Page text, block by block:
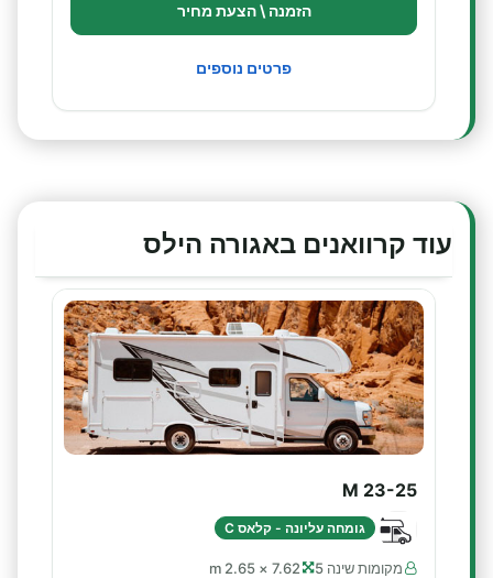
הזמנה \ הצעת מחיר
פרטים נוספים
עוד קרוואנים באגורה הילס
M 23-25
גומחה עליונה - קלאס C
מקומות שינה 5 7.62 × 2.65 m